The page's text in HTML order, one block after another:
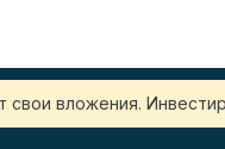
вложения.